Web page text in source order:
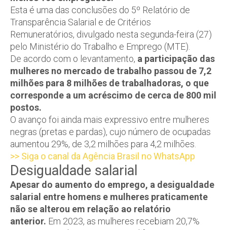
Esta é uma das conclusões do 5º Relatório de
Transparência Salarial e de Critérios
Remuneratórios, divulgado nesta segunda-feira (27)
pelo Ministério do Trabalho e Emprego (MTE).
De acordo com o levantamento, a participação das
mulheres no mercado de trabalho passou de 7,2
milhões para 8 milhões de trabalhadoras, o que
corresponde a um acréscimo de cerca de 800 mil
postos.
O avanço foi ainda mais expressivo entre mulheres
negras (pretas e pardas), cujo número de ocupadas
aumentou 29%, de 3,2 milhões para 4,2 milhões.
>> Siga o canal da Agência Brasil no WhatsApp
Desigualdade salarial
Apesar do aumento do emprego, a desigualdade
salarial entre homens e mulheres praticamente
não se alterou em relação ao relatório
anterior. Em 2023, as mulheres recebiam 20,7%